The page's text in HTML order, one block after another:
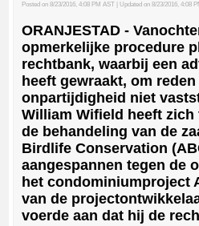
Posted on 8/23/2016, 4:08 PM AST | Updated on 8/23/2016, 4:08
ORANJESTAD -
opmerkelijke procedure
rechtbank, waarbij een
heeft gewraakt, om
onpartijdigheid niet
William Wifield heeft
de behandeling van de
Birdlife Conservation
aangespannen tegen de
het condominiumproject
van de
voerde aan dat hij de